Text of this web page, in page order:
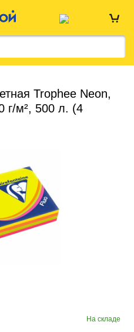
Trophee Neon,
г/м², 500 л. (4
На складе